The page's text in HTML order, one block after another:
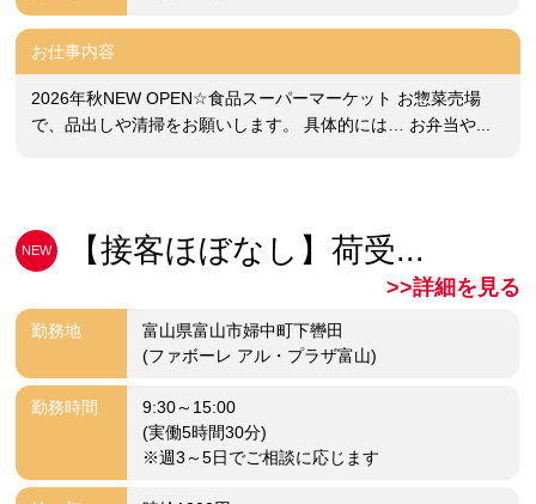
お仕事内容
2026年秋NEW OPEN☆食品スーパーマーケット お惣菜売場
で、品出しや清掃をお願いします。 具体的には… お弁当や...
NEW 【接客ほぼなし】荷受...
>>詳細を見る
勤務地
富山県富山市婦中町下轡田
(ファボーレ アル・プラザ富山)
勤務時間
9:30～15:00
(実働5時間30分)
※週3～5日でご相談に応じます